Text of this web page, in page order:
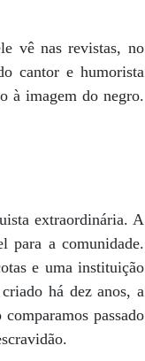
vê nas revistas, no
cantor e humorista
à imagem do negro.
extraordinária. A
para a comunidade.
e uma instituição
há dez anos, a
passado